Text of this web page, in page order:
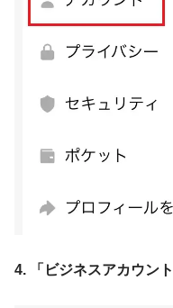
4. 「ビジネスアカウン